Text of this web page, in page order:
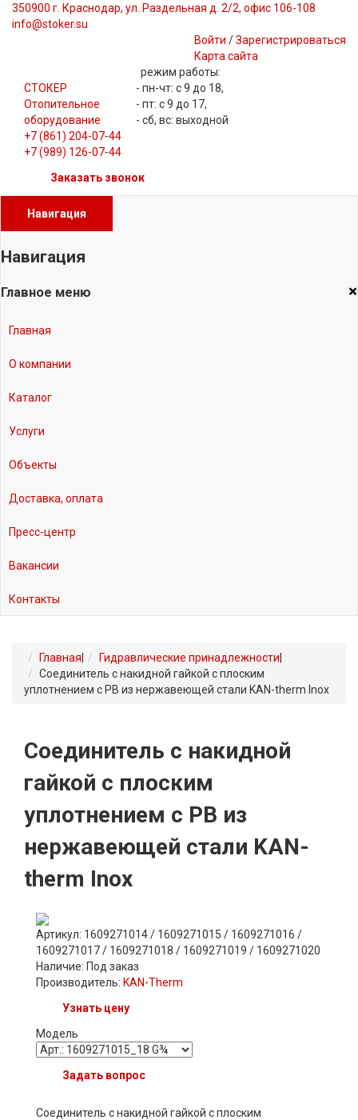
350900 г. Краснодар, ул. Раздельная д. 2/2, офис 106-108
info@stoker.su
Войти /Зарегистрироваться
Карта сайта
СТОКЕР
Отопительное
оборудование
режим работы:
- пн-чт: с 9 до 18,
- пт: с 9 до 17,
- сб, вс: выходной
+7 (861) 204-07-44
+7 (989) 126-07-44
Заказать звонок
Навигация
Навигация
×
Главное меню
Главная
О компании
Каталог
Услуги
Объекты
Доставка, оплата
Пресс-центр
Вакансии
Контакты
Главная Гидравлические принадлежности
Соединитель с накидной гайкой с плоским
уплотнением с РВ из нержавеющей стали KAN-therm Inox
Соединитель с накидной
гайкой с плоским
уплотнением с РВ из
нержавеющей стали KAN-
therm Inox
Артикул: 1609271014 / 1609271015 / 1609271016 /
1609271017 / 1609271018 / 1609271019 / 1609271020
Наличие: Под заказ
Производитель: KAN-Therm
Узнать цену
Модель
Задать вопрос
Соединитель с накидной гайкой с плоским